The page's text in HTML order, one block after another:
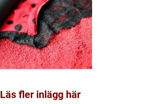
Läs fler inlägg här